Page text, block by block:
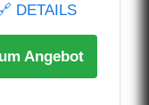
DETAILS
Angebot